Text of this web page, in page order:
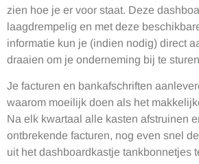
zien hoe je er voor staat. Deze
laagdrempelig en met deze
informatie kun je (indien nodig) direct
draaien om je onderneming bij te
Je facturen en bankafschriften
waarom moeilijk doen als het
Na elk kwartaal alle kasten afstruinen
ontbrekende facturen, nog even snel
uit het dashboardkastje tankbonnetjes